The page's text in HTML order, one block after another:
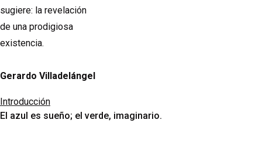
sugiere: la revelación
de una prodigiosa
existencia.
Gerardo Villadelángel
Introducción
El azul es sueño; el verde, imaginario.